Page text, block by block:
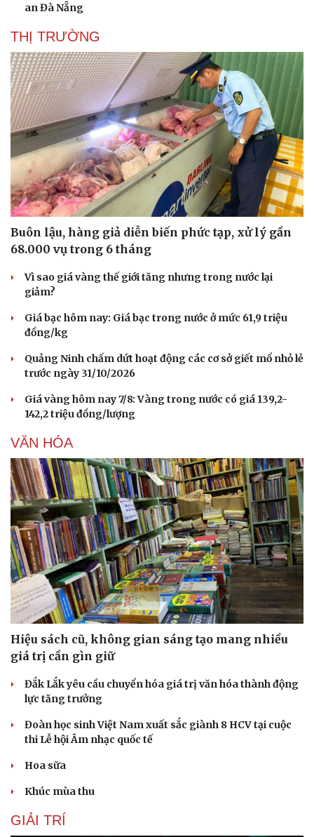
Cải chính
an Đà Nẵng
THỊ TRƯỜNG
Buôn lậu, hàng giả diễn biến phức tạp, xử lý gần
68.000 vụ trong 6 tháng
Vì sao giá vàng thế giới tăng nhưng trong nước lại
giảm?
Giá bạc hôm nay: Giá bạc trong nước ở mức 61,9 triệu
đồng/kg
Quảng Ninh chấm dứt hoạt động các cơ sở giết mổ nhỏ lẻ
trước ngày 31/10/2026
Giá vàng hôm nay 7/8: Vàng trong nước có giá 139,2-
142,2 triệu đồng/lượng
VĂN HÓA
Hiệu sách cũ, không gian sáng tạo mang nhiều
giá trị cần gìn giữ
Đắk Lắk yêu cầu chuyển hóa giá trị văn hóa thành động
lực tăng trưởng
Đoàn học sinh Việt Nam xuất sắc giành 8 HCV tại cuộc
thi Lễ hội Âm nhạc quốc tế
Hoa sữa
Khúc mùa thu
GIẢI TRÍ